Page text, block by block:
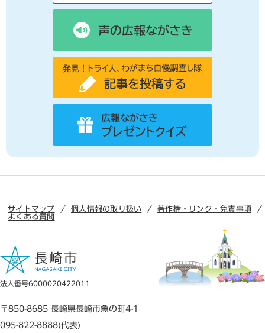
サイトマップ 個人情報の取り扱い
著作権・リンク・免責事項
よくある質問
法人番号6000020422011
〒850-8685 長崎県長崎市魚の町4-1
095-822-8888(代表)